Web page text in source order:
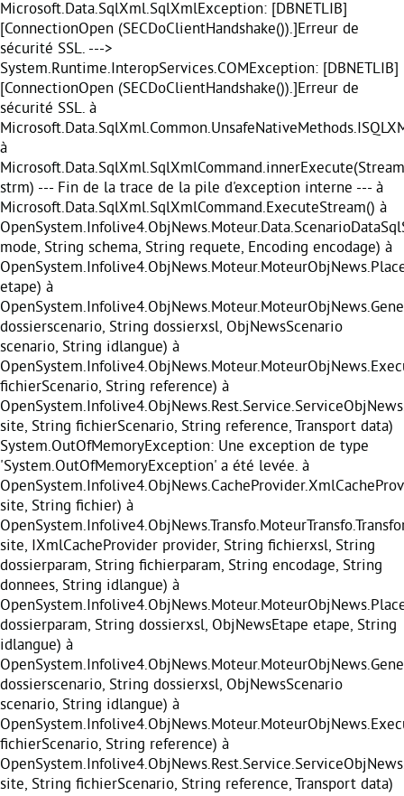
Microsoft.Data.SqlXml.SqlXmlException: [DBNETLIB]
[ConnectionOpen (SECDoClientHandshake()).]Erreur de
sécurité SSL. --->
System.Runtime.InteropServices.COMException: [DBNETLIB]
[ConnectionOpen (SECDoClientHandshake()).]Erreur de
sécurité SSL. à
à
Microsoft.Data.SqlXml.SqlXmlCommand.innerExecute(Stream
strm) --- Fin de la trace de la pile d'exception interne --- à
Microsoft.Data.SqlXml.SqlXmlCommand.ExecuteStream() à
mode, String schema, String requete, Encoding encodage) à
etape) à
dossierscenario, String dossierxsl, ObjNewsScenario
scenario, String idlangue) à
fichierScenario, String reference) à
site, String fichierScenario, String reference, Transport data)
System.OutOfMemoryException: Une exception de type
'System.OutOfMemoryException' a été levée. à
site, String fichier) à
site, IXmlCacheProvider provider, String fichierxsl, String
dossierparam, String fichierparam, String encodage, String
donnees, String idlangue) à
dossierparam, String dossierxsl, ObjNewsEtape etape, String
idlangue) à
dossierscenario, String dossierxsl, ObjNewsScenario
scenario, String idlangue) à
fichierScenario, String reference) à
site, String fichierScenario, String reference, Transport data)